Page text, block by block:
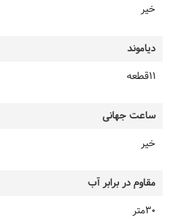
خیر
دیاموند
11قطعه
ساعت جهانی
خیر
مقاوم در برابر آب
30متر